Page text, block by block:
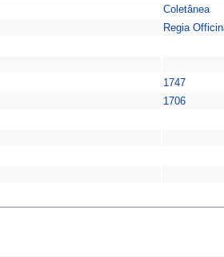
Coletânea
Regia
1747
1706